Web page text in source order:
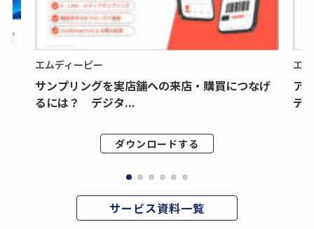
エムディーピー
サンプリングを実店舗への来店・購買につなげ
るには？ デジタ...
ダウンロードする
エ
ア
デ
サービス資料一覧